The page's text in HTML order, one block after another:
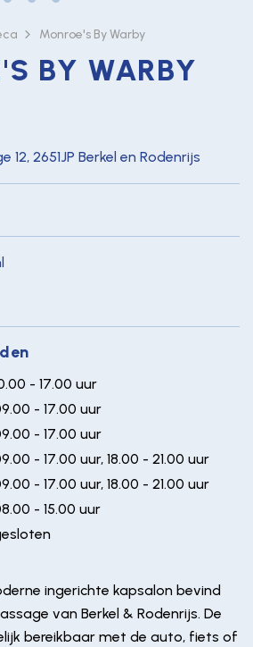
Monroe's By Warby
BY WARBY
2651JP Berkel en Rodenrijs
- 17.00 uur
- 17.00 uur
- 17.00 uur
- 17.00 uur, 18.00 - 21.00 uur
- 17.00 uur, 18.00 - 21.00 uur
- 15.00 uur
ingerichte kapsalon bevind
van Berkel & Rodenrijs. De
bereikbaar met de auto, fiets of